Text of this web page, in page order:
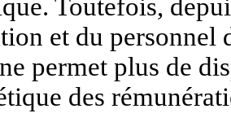
Toutefois,
et du personnel
permet plus de
des